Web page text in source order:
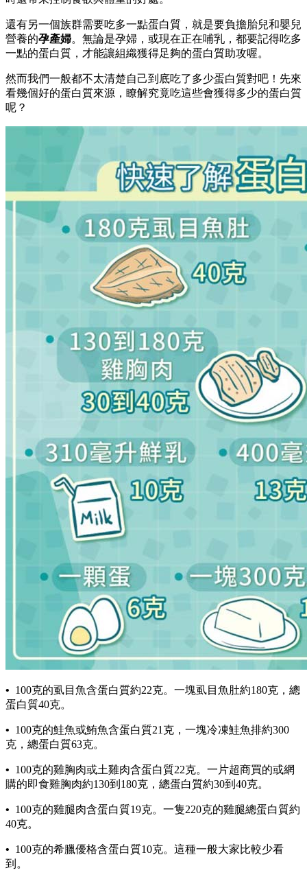
還有另一個族群需要吃多一點蛋白質，就是要負擔胎兒和嬰兒
營養的孕產婦。無論是孕婦，或現在正在哺乳，都要記得吃多
一點的蛋白質，才能讓組織獲得足夠的蛋白質助攻喔。
然而我們一般都不太清楚自己到底吃了多少蛋白質對吧！先來
看幾個好的蛋白質來源，瞭解究竟吃這些會獲得多少的蛋白質
呢？
• 100克的虱目魚含蛋白質約22克。一塊虱目魚肚約180克，總
蛋白質40克。
• 100克的鮭魚或鮪魚含蛋白質21克，一塊冷凍鮭魚排約300
克，總蛋白質63克。
• 100克的雞胸肉或土雞肉含蛋白質22克。一片超商買的或網
購的即食雞胸肉約130到180克，總蛋白質約30到40克。
• 100克的雞腿肉含蛋白質19克。一隻220克的雞腿總蛋白質約
40克。
• 100克的希臘優格含蛋白質10克。這種一般大家比較少看
到。